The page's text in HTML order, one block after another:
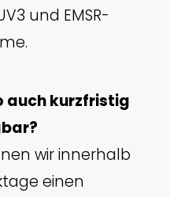
und EMSR-
auch kurzfristig
wir innerhalb
einen